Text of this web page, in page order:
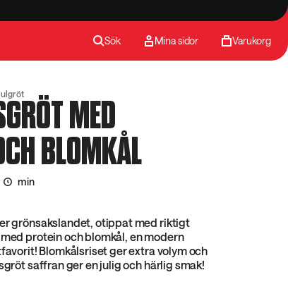
Sök Mina sidor Varukorg
MED
BLOMKÅL
min
grönsakslandet, otippat med riktigt
protein och blomkål, en modern
Blomkålsriset ger extra volym och
saffran ger en julig och härlig smak!